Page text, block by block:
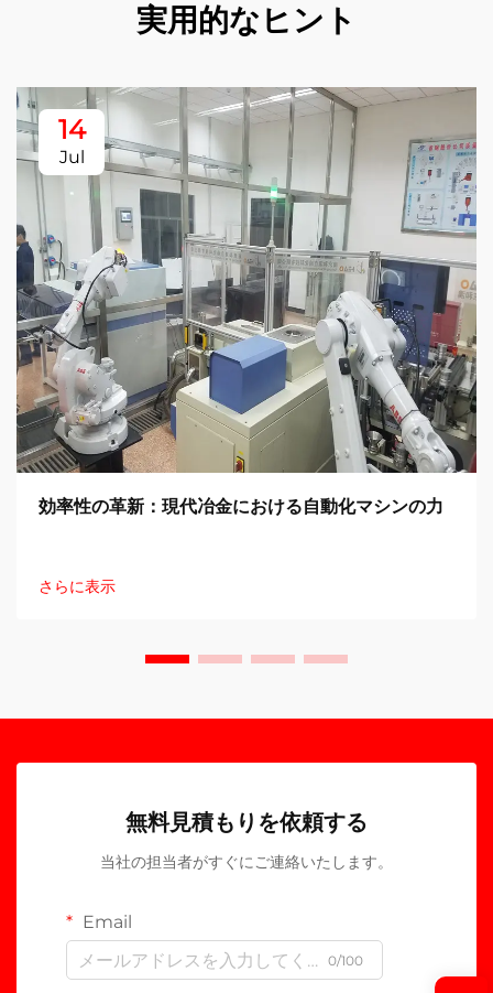
実用的なヒント
14
Jul
効率性の革新：現代冶金における自動化マシンの力
さらに表示
無料見積もりを依頼する
当社の担当者がすぐにご連絡いたします。
Email
0/100